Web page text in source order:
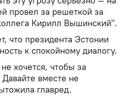
провел за решеткой за
Кирилл Вышинский".
что президента Эстонии
к спокойному диалогу.
хочется, чтобы за
вместе не
главред.